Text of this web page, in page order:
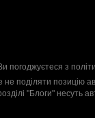
погоджуєтеся з
поділяти позицію
"Блоги" несуть